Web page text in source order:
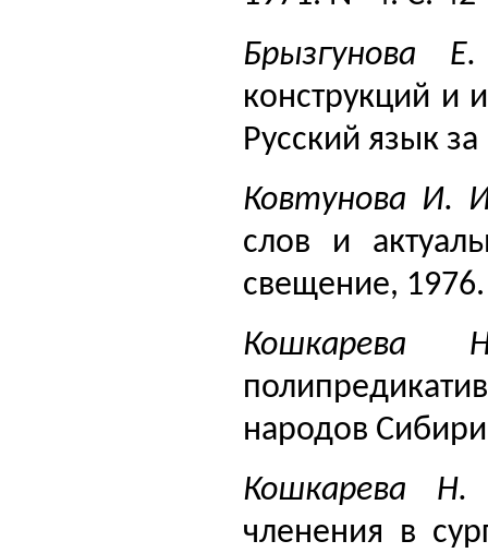
Брызгунова
конструкций и
Русский язык
Ковтунова И.
слов и
свещение,
народов
Кошкарева
членения в